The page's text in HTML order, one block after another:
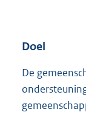
Doel
De